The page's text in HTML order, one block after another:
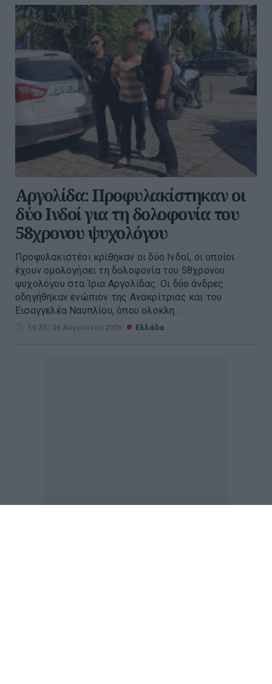
Αργολίδα: Προφυλακίστηκαν οι
δύο Ινδοί για τη δολοφονία του
58χρονου ψυχολόγου
Προφυλακιστέοι κρίθηκαν οι δύο Ινδοί, οι οποίοι
έχουν ομολογήσει τη δολοφονία του 58χρονου
ψυχολόγου στα Ίρια Αργολίδας. Οι δύο άνδρες
οδηγήθηκαν ενώπιον της Ανακρίτριας και του
Εισαγγελέα Ναυπλίου, όπου ολοκλη...
19:33 | 06 Αυγούστου 2026 Ελλάδα